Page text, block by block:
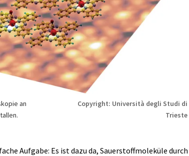
an
Copyright: Università degli Studi di
Trieste
Aufgabe: Es ist dazu da, Sauerstoffmoleküle durch